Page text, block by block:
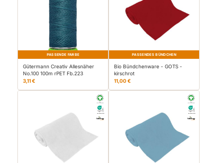
PASSENDE FARBE
Gütermann Creativ Allesnäher
No.100 100m rPET Fb.223
3,11 €
PASSENDES BÜNDCHEN
Bio Bündchenware - GOTS -
kirschrot
11,00 €